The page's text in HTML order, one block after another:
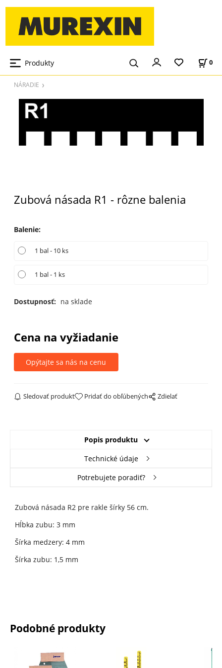
Produkty 0
NÁRADIE
Zubová násada R1 - rôzne balenia
Balenie:
1 bal - 10 ks
1 bal - 1 ks
Dostupnosť: na sklade
Cena na vyžiadanie
Opýtajte sa nás na cenu
Sledovať produkt Pridať do obľúbených Zdielať
Popis produktu
Technické údaje
Potrebujete poradiť?
Zubová násada R2 pre rakle šírky 56 cm.
Hĺbka zubu: 3 mm
Šírka medzery: 4 mm
Šírka zubu: 1,5 mm
Podobné produkty